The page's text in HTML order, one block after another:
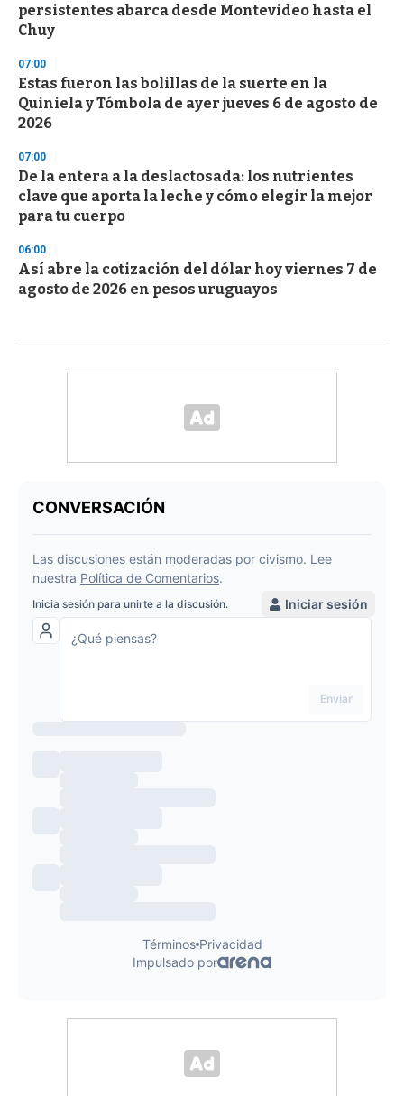
persistentes abarca desde Montevideo hasta el
Chuy
07:00
Estas fueron las bolillas de la suerte en la
Quiniela y Tómbola de ayer jueves 6 de agosto de
2026
07:00
De la entera a la deslactosada: los nutrientes
clave que aporta la leche y cómo elegir la mejor
para tu cuerpo
06:00
Así abre la cotización del dólar hoy viernes 7 de
agosto de 2026 en pesos uruguayos